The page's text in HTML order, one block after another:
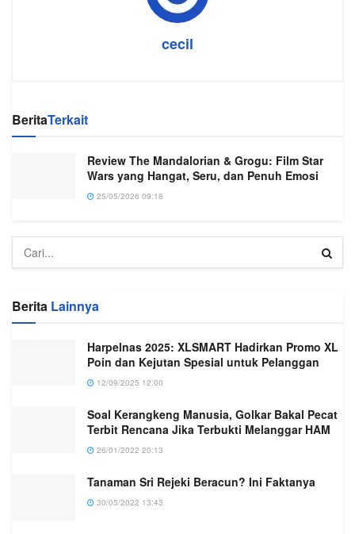
cecil
BeritaTerkait
Review The Mandalorian & Grogu: Film Star
Wars yang Hangat, Seru, dan Penuh Emosi
25/05/2026 09:18
Berita Lainnya
Harpelnas 2025: XLSMART Hadirkan Promo XL
Poin dan Kejutan Spesial untuk Pelanggan
12/09/2025 12:00
Soal Kerangkeng Manusia, Golkar Bakal Pecat
Terbit Rencana Jika Terbukti Melanggar HAM
26/01/2022 20:13
Tanaman Sri Rejeki Beracun? Ini Faktanya
30/05/2022 13:43